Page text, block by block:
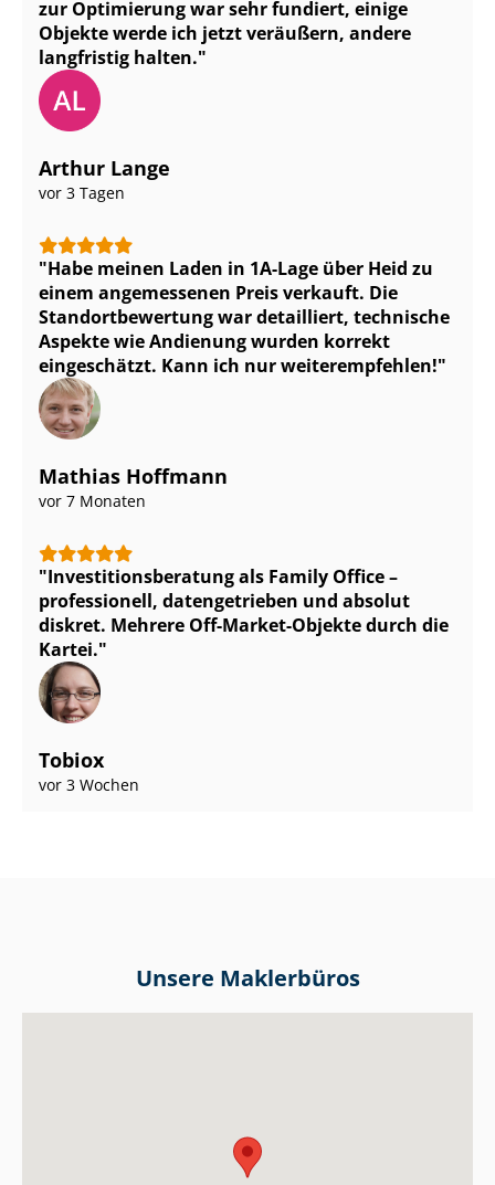
zur Optimierung war sehr fundiert, einige
Objekte werde ich jetzt veräußern, andere
langfristig halten.
Arthur Lange
vor 3 Tagen
Habe meinen Laden in 1A-Lage über Heid zu
einem angemessenen Preis verkauft. Die
Stand­ort­be­wer­tung war detailliert, technische
Aspekte wie Andienung wurden korrekt
eingeschätzt. Kann ich nur weiterempfehlen!
Mathias Hoffmann
vor 7 Monaten
In­ves­ti­ti­ons­be­ra­tung als Family Office –
professionell, datengetrieben und absolut
diskret. Mehrere Off-Market-Objekte durch die
Kartei.
Tobiox
vor 3 Wochen
Unsere Maklerbüros